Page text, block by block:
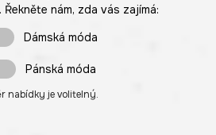
nám, zda vás zajímá:
Dámská móda
Pánská móda
nabídky je volitelný.